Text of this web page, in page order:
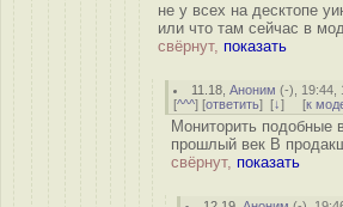
не у всех на десктопе
или что там сейчас в
свёрнут, показать
11.18 ,Аноним (-), 19:44,
[^^^] [ответить] [↓] [к
Мониторить
прошлый век В
свёрнут, показать